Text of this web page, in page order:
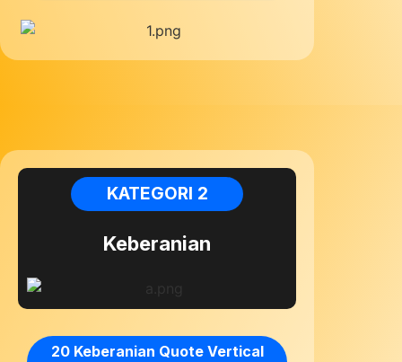
KATEGORI 2
Keberanian
20 Keberanian Quote Vertical